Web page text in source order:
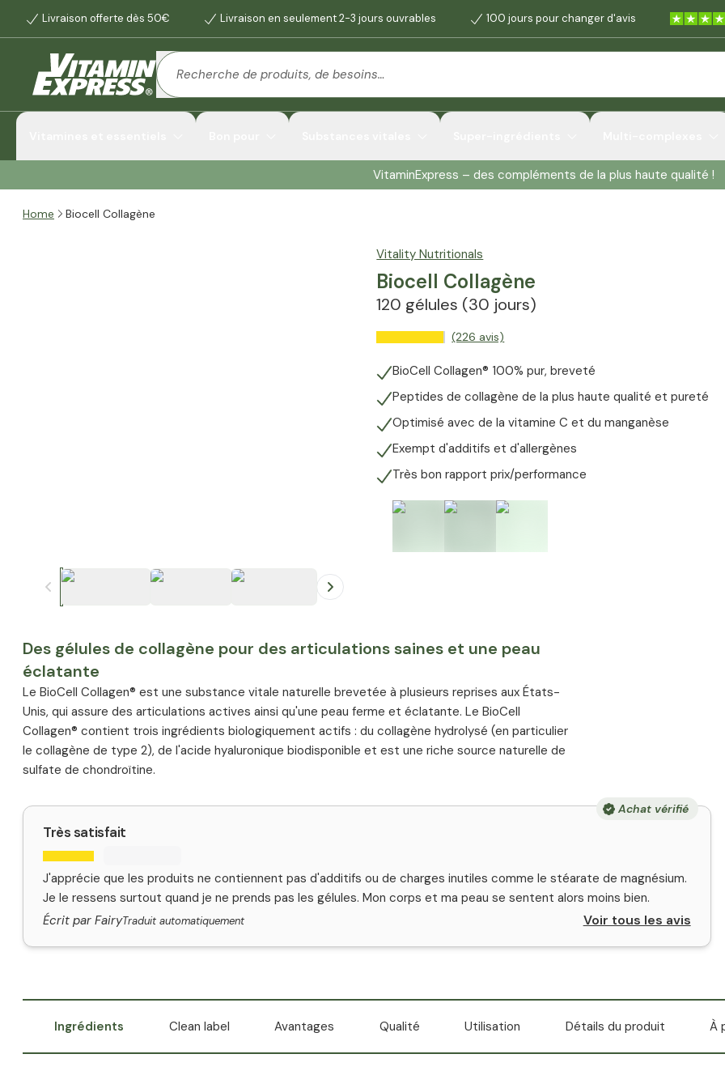
Livraison offerte dès 50€ Livraison en seulement 2-3 jours ouvrables 100 jours pour changer d'avis
VitaminExpress – des compléments de la plus haute qualité !
Home Biocell Collagène
Vitality Nutritionals
Biocell Collagène
120 gélules (30 jours)
(226 avis)
BioCell Collagen® 100% pur, breveté
Peptides de collagène de la plus haute qualité et pureté
Optimisé avec de la vitamine C et du manganèse
Exempt d'additifs et d'allergènes
Très bon rapport prix/performance
Des gélules de collagène pour des articulations saines et une peau
éclatante
Le BioCell Collagen® est une substance vitale naturelle brevetée à plusieurs reprises aux États-
Unis, qui assure des articulations actives ainsi qu'une peau ferme et éclatante. Le BioCell
Collagen® contient trois ingrédients biologiquement actifs : du collagène hydrolysé (en particulier
le collagène de type 2), de l'acide hyaluronique biodisponible et est une riche source naturelle de
sulfate de chondroïtine.
Achat vérifié
Très satisfait
J'apprécie que les produits ne contiennent pas d'additifs ou de charges inutiles comme le stéarate de magnésium.
Je le ressens surtout quand je ne prends pas les gélules. Mon corps et ma peau se sentent alors moins bien.
Écrit par FairyTraduit automatiquement Voir tous les avis
Ingrédients Clean label Avantages Qualité Utilisation Détails du produit À